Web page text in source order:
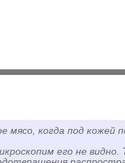
мясо, когда под кожей
его не видно.